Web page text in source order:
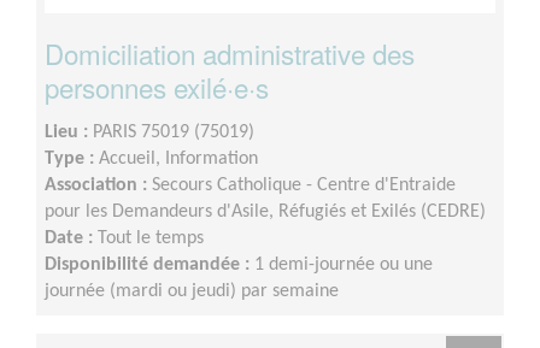
Domiciliation administrative des
personnes exilé·e·s
Lieu : PARIS 75019 (75019)
Type : Accueil, Information
Association : Secours Catholique - Centre d'Entraide
pour les Demandeurs d'Asile, Réfugiés et Exilés (CEDRE)
Date :
Tout le temps
Disponibilité demandée : 1 demi-journée ou une
journée (mardi ou jeudi) par semaine